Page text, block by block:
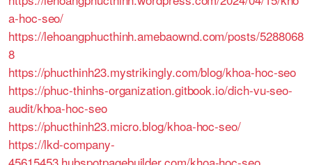
a-hoc-seo/
https://lehoangphucthinh.amebaownd.com/posts/5288068
8
https://phucthinh23.mystrikingly.com/blog/khoa-hoc-seo
https://phuc-thinhs-organization.gitbook.io/dich-vu-seo-
audit/khoa-hoc-seo
https://phucthinh23.micro.blog/khoa-hoc-seo/
https://lkd-company-